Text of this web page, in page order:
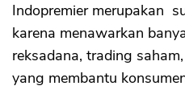
Indopremier merupakan
karena menawarkan
reksadana, trading
yang membantu